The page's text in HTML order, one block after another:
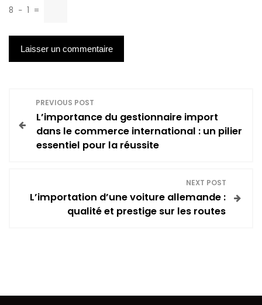
8 − 1 =
a
PREVIOUS POST
L’importance du gestionnaire import
dans le commerce international : un pilier
essentiel pour la réussite
NEXT POST
L’importation d’une voiture allemande :
qualité et prestige sur les routes